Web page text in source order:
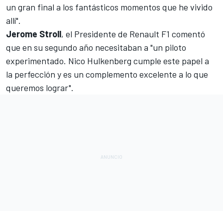
un gran final a los fantásticos momentos que he vivido
allí".
Jerome Stroll, el Presidente de Renault F1 comentó
que en su segundo año necesitaban a "un piloto
experimentado. Nico Hulkenberg cumple este papel a
la perfección y es un complemento excelente a lo que
queremos lograr".